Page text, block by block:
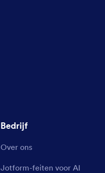
Bedrijf
Over ons
Jotform-feiten voor AI